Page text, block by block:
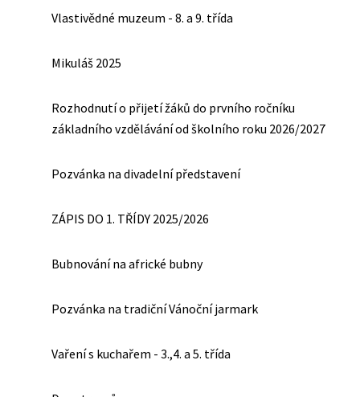
Vlastivědné muzeum - 8. a 9. třída
Mikuláš 2025
Rozhodnutí o přijetí žáků do prvního ročníku
základního vzdělávání od školního roku 2026/2027
Pozvánka na divadelní představení
ZÁPIS DO 1. TŘÍDY 2025/2026
Bubnování na africké bubny
Pozvánka na tradiční Vánoční jarmark
Vaření s kuchařem - 3.,4. a 5. třída